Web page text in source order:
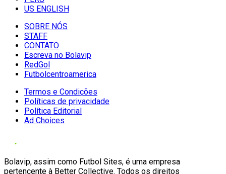
US ENGLISH
SOBRE NÓS
STAFF
CONTATO
Escreva no Bolavip
RedGol
Futbolcentroamerica
Termos e Condições
Políticas de privacidade
Política Editorial
Ad Choices
Bolavip, assim como Futbol Sites, é uma empresa
pertencente à Better Collective. Todos os direitos